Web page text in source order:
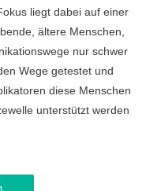
liegt dabei auf einer
ältere Menschen,
nur schwer
Wege getestet und
diese Menschen
unterstützt werden